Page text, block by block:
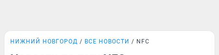
НИЖНИЙ НОВГОРОД ВСЕ НОВОСТИ NFC